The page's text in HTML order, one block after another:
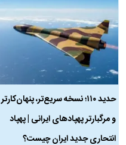
حدید ۱۱۰؛ نسخه سریع‌تر، پنهان‌کارتر
و مرگبارتر پهپادهای ایرانی | پهپاد
انتحاری جدید ایران چیست؟